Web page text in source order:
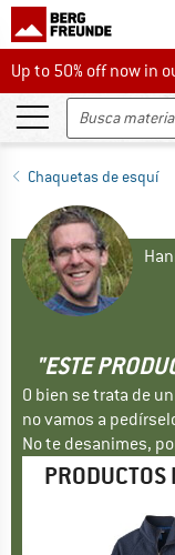
Up to 50% off now in
Up to 50% off now in
Chaquetas de esquí
"ESTE
O bien se trata de
no vamos a
No te desanimes,
PRODUCTOS